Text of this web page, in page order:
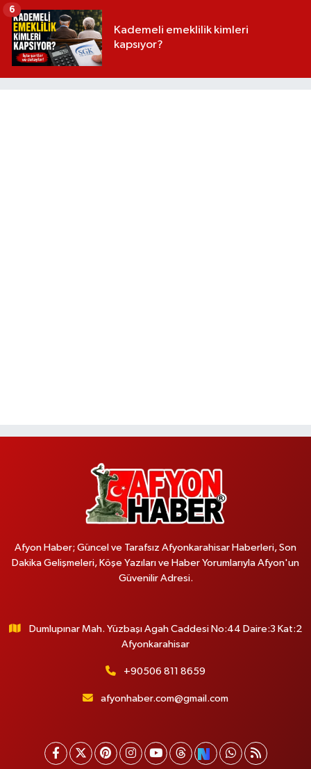
Kademeli emeklilik kimleri
kapsıyor?
6
Afyon Haber; Güncel ve Tarafsız Afyonkarahisar Haberleri, Son
Dakika Gelişmeleri, Köşe Yazıları ve Haber Yorumlarıyla Afyon'un
Güvenilir Adresi.
Dumlupınar Mah. Yüzbaşı Agah Caddesi No:44 Daire:3 Kat:2
Afyonkarahisar
+90506 811 8659
afyonhaber.com@gmail.com